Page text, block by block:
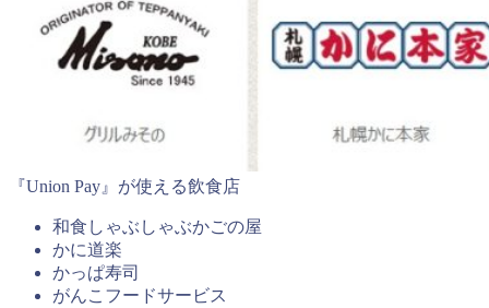
『Union Pay』が使える飲食店
和食しゃぶしゃぶかごの屋
かに道楽
かっぱ寿司
がんこフードサービス